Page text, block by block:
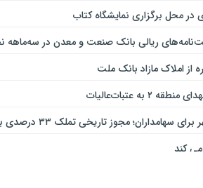
در محل برگزاری نمایشگاه کتاب
عتبات‌عالیات
مجوز تاریخی تملک ۳۳ درصدی بانک اقتصاد نوین اخذ شد
می کند